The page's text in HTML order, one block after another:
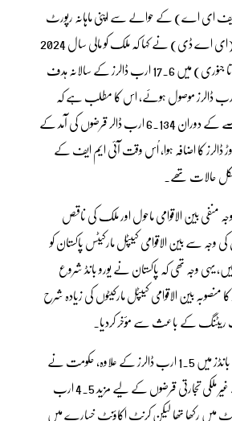
ای اے) کے حوالے سے اپنی ماہانہ رپورٹ
میں اکنامک افیئر ڈویژن (ای اے ڈی) نے کہا کہ ملک کو مالی سال 2024
کے ابتدائی 7 ماہ (جولائی تا جنوری) میں 17.6 ارب ڈالرز کے سالانہ ہدف
میں 6.3 ارب ڈالرز موصول ہوئے، اس کا مطلب ہے کہ
گزشتہ برس کے اسی عرصے کے دوران 6.134 ارب ڈالر قرضوں کی آمد کے
میں صرف 17 کروڑ ڈالرز کا اضافہ ہوا، اُس وقت آئی ایم ایف کے
حالات تھے۔
منفی بین الاقوامی ماحول اور ملک کی ناقص
سے بین الاقوامی کیپٹل مارکیٹس پاکستان کو
یہی وجہ تھی کہ پاکستان نے یورو بانڈ شروع
ڈالرز کا منصوبہ بین الاقوامی کیپٹل مارکیٹوں کی زیادہ شرح
ریٹنگ کے باعث سے مؤخر کردیا۔
رپورٹ میں سامنے آیا کہ بانڈز میں 1.5 ارب ڈالرز کے علاوہ، حکومت نے
رواں مالی سال کے لیے غیر ملکی تجارتی قرضوں کے لیے مزید 4.5 ارب
میں رکھا تھا لیکن کرنٹ اکاؤنٹ خسارے میں